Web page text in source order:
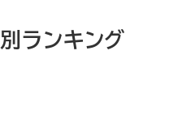
ランキング